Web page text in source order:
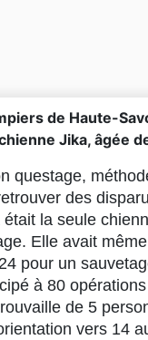
de Haute-
Jika, âgée
questage,
des
la seule
Elle avait
pour un
à 80
de 5
vers 14